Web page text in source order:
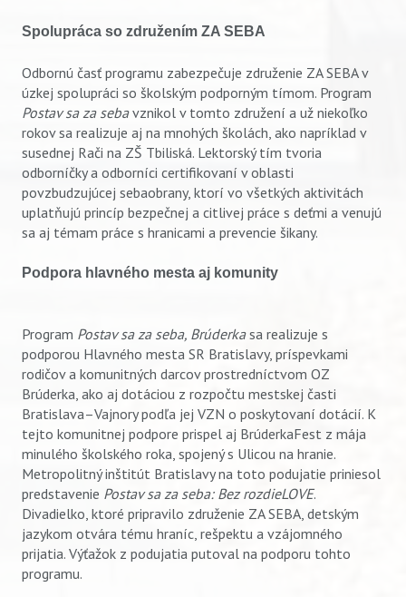
Vyhľadávanie
Spolupráca so združením ZA SEBA
Odbornú časť programu zabezpečuje združenie ZA SEBA v
úzkej spolupráci so školským podporným tímom. Program
Postav sa za sebavznikol v tomto združení a už niekoľko
rokov sa realizuje aj na mnohých školách, ako napríklad v
susednej Rači na ZŠ Tbiliská. Lektorský tím tvoria
odborníčky a odborníci certifikovaní v oblasti
povzbudzujúcej sebaobrany, ktorí vo všetkých aktivitách
uplatňujú princíp bezpečnej a citlivej práce s deťmi a venujú
sa aj témam práce s hranicami a prevencie šikany.
Podpora hlavného mesta aj komunity
Program Postav sa za seba, Brúderkasa realizuje s
podporou Hlavného mesta SR Bratislavy, príspevkami
rodičov a komunitných darcov prostredníctvom OZ
Brúderka, ako aj dotáciou z rozpočtu mestskej časti
Bratislava–Vajnory podľa jej VZN o poskytovaní dotácií. K
tejto komunitnej podpore prispel aj BrúderkaFest z mája
minulého školského roka, spojený s Ulicou na hranie.
Metropolitný inštitút Bratislavy na toto podujatie priniesol
predstavenie Postav sa za seba: Bez rozdieLOVE.
Divadielko, ktoré pripravilo združenie ZA SEBA, detským
jazykom otvára tému hraníc, rešpektu a vzájomného
prijatia. Výťažok z podujatia putoval na podporu tohto
programu.